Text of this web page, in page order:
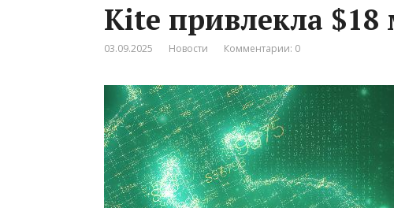
Kite привлекла
03.09.2025 Новости Комментарии: 0